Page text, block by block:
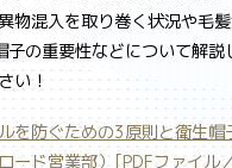
物混入を取り巻く状況や毛
子の重要性などについて解説
い！
を防ぐための3原則と衛生帽
ード営業部）[PDFファイル